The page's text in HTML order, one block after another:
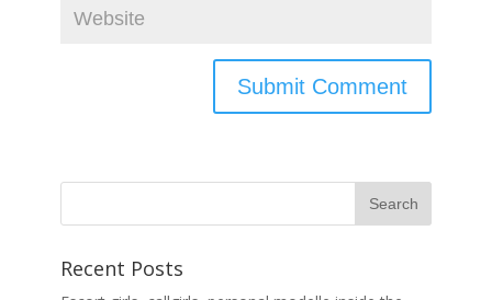
Recent Posts